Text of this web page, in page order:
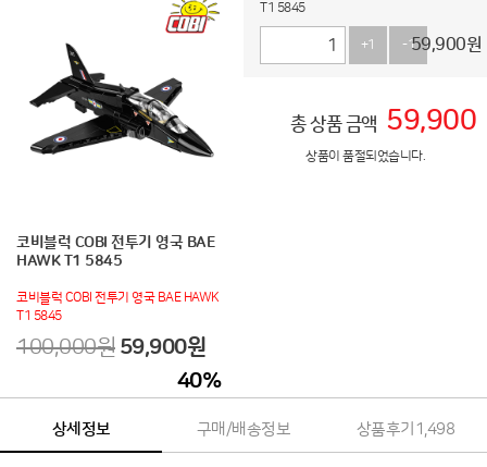
코비블럭 COBI 전투기 영국 BAE
HAWK T1 5845
코비블럭 COBI 전투기 영국 BAE HAWK
T1 5845
100,000원 59,900원
40%
T1 5845
+1 -159,900원
총 상품 금액 59,900
상품이 품절되었습니다.
상세정보 구매/배송정보 상품후기 1,498